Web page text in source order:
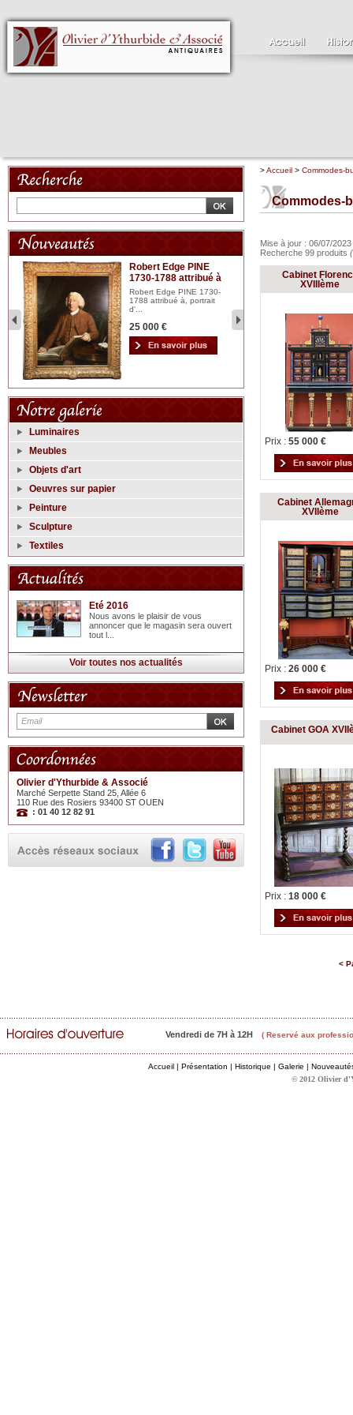
Robert Edge PINE
1730-1788 attribué à
Robert Edge PINE 1730-
1788 attribué à, portrait
d'...
25 000 €
Luminaires
Meubles
Objets d'art
Oeuvres sur papier
Peinture
Sculpture
Textiles
Eté 2016
Nous avons le plaisir de vous
annoncer que le magasin sera ouvert
tout l...
Voir toutes nos actualités
Olivier d'Ythurbide & Associé
Marché Serpette Stand 25, Allée 6
110 Rue des Rosiers 93400 ST OUEN
: 01 40 12 82 91
>Accueil > Commodes-
Commodes-
Mise à jour : 06/07/
Recherche 99 produits
Cabinet
XVIIIème
Prix : 55 000 €
Cabinet
XVIIème
Prix : 26 000 €
Cabinet GOA
Prix : 18 000 €
<
Vendredi de 7H à 12H ( Reservé aux
Accueil | Présentation | Historique | Galerie |
© 2012 Olivier